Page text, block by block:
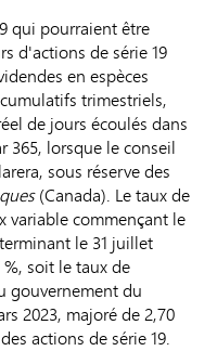
qui pourraient être
d'actions de série 19
en espèces
trimestriels,
de jours écoulés dans
365, lorsque le conseil
sous réserve des
(Canada). Le taux de
variable commençant le
le 31 juillet
%, soit le taux de
gouvernement du
2023, majoré de 2,70
actions de série 19.